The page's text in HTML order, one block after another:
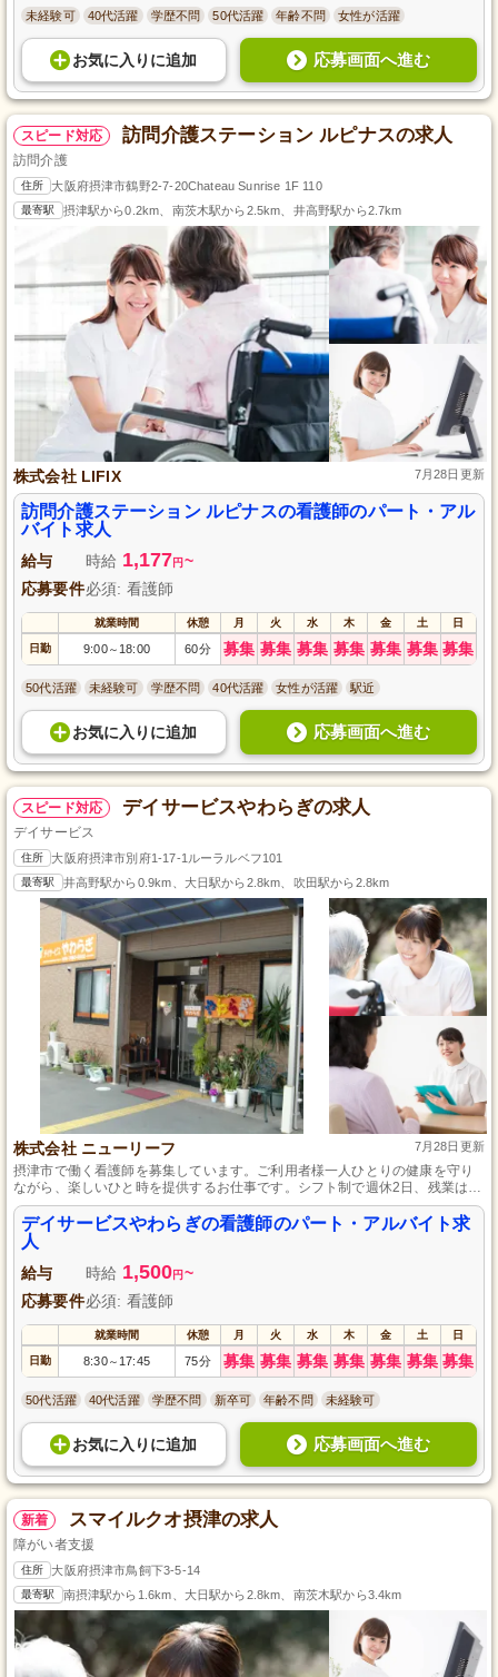
未経験可 40代活躍 学歴不問 50代活躍 年齢不問 女性が活躍
お気に入り に追加 応募画面へ進む
スピード対応 訪問介護ステーション ルピナスの求人
訪問介護
住所 大阪府摂津市鶴野2-7-20Chateau Sunrise 1F 110
最寄駅 摂津駅から0.2km、南茨木駅から2.5km、井高野駅から2.7km
株式会社 LIFIX 7月28日更新
訪問介護ステーション ルピナスの看護師のパート・アル
バイト求人
給与 時給 1,177円 ~
応募要件必須: 看護師
就業時間 休憩 月 火 水 木 金 土 日
日勤 9:00～ 18:00 60分 募集 募集 募集 募集 募集 募集 募集
50代活躍 未経験可 学歴不問 40代活躍 女性が活躍 駅近
お気に入り に追加 応募画面へ進む
スピード対応 デイサービスやわらぎの求人
デイサービス
住所 大阪府摂津市別府1-17-1ルーラルベフ101
最寄駅 井高野駅から0.9km、大日駅から2.8km、吹田駅から2.8km
株式会社 ニューリーフ 7月28日更新
摂津市で働く看護師を募集しています。ご利用者様一人ひとりの健康を守り
ながら、楽しいひと時を提供するお仕事です。シフト制で週休2日、残業はほ
とんどありませんので、プライベートも大切にしながら働けます。看護業務
に初挑戦の方も安心の環境で、地域に根ざした暖かな職場で一緒に成長しま
せんか。
デイサービスやわらぎの看護師のパート・アルバイト求
人
給与 時給 1,500円 ~
応募要件必須: 看護師
就業時間 休憩 月 火 水 木 金 土 日
日勤 8:30～ 17:45 75分 募集 募集 募集 募集 募集 募集 募集
50代活躍 40代活躍 学歴不問 新卒可 年齢不問 未経験可
お気に入り に追加 応募画面へ進む
新着 スマイルクオ摂津の求人
障がい者支援
住所 大阪府摂津市鳥飼下3-5-14
最寄駅 南摂津駅から1.6km、大日駅から2.8km、南茨木駅から3.4km